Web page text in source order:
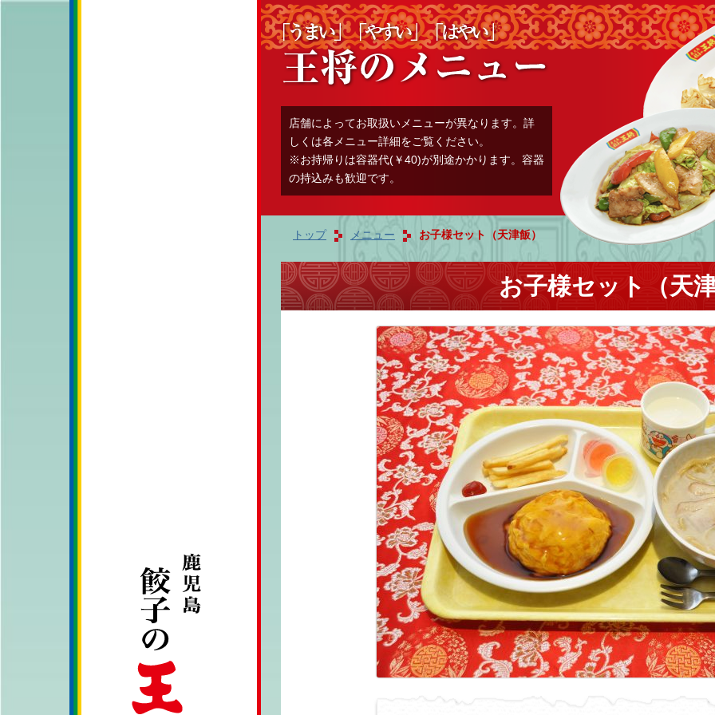
店舗によってお取扱いメニューが異なります。詳
しくは各メニュー詳細をご覧ください。
※お持帰りは容器代(￥40)が別途かかります。容器
の持込みも歓迎です。
トップ メニュー お子様セット（天津飯）
お子様セット（天